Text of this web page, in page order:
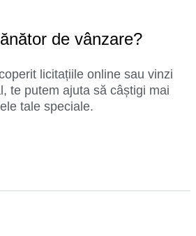
de vânzare?
licitațiile online sau vinzi
te putem ajuta să câștigi mai
tale speciale.